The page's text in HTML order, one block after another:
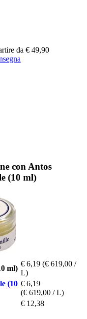
da € 49,90
con Antos
(10 ml)
ml)
€ 6,19 (€ 619,00 /
L)
(10 € 6,19
(€ 619,00 / L)
€ 12,38